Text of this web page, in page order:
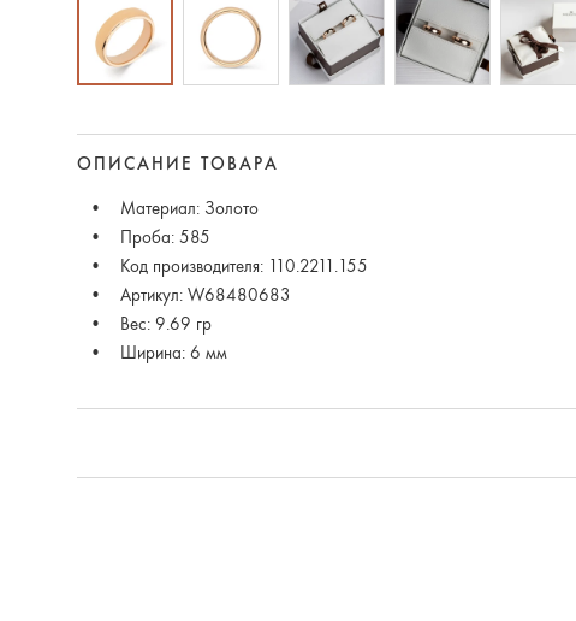
ОПИСАНИЕ ТОВАРА
Материал: Золото
Проба: 585
Код производителя: 110.2211.155
Артикул: W68480683
Вес: 9.69 гр
Ширина: 6 мм